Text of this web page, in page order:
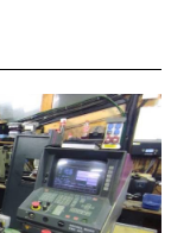
x 2800 mm